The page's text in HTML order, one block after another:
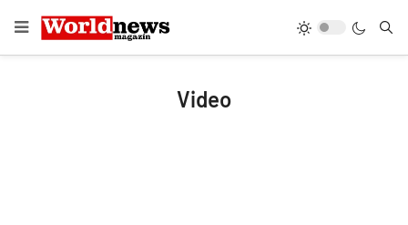
Video